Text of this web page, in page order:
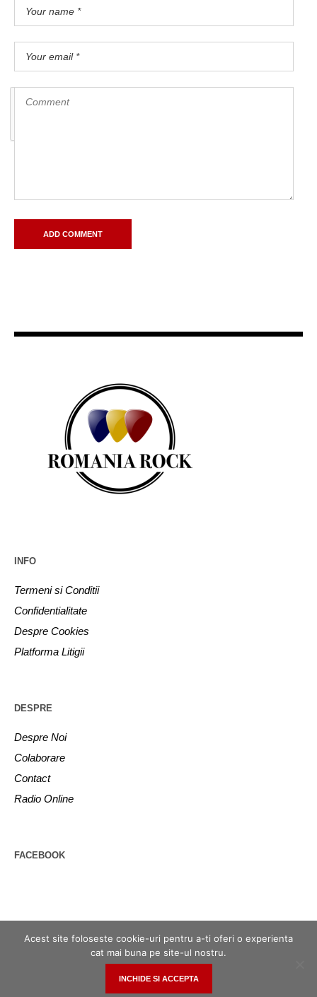
INFO
Termeni si Conditii
Confidentialitate
Despre Cookies
Platforma Litigii
DESPRE
Despre Noi
Colaborare
Contact
Radio Online
FACEBOOK
Romania Rock © 2017 | Toate Drepturile Rezervate
Acest site foloseste cookie-uri pentru a-ti oferi o experienta
cat mai buna pe site-ul nostru.
INCHIDE SI ACCEPTA